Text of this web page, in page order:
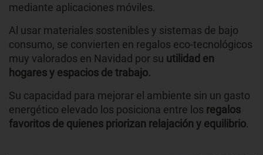
mediante aplicaciones móviles.
Al usar materiales sostenibles y sistemas de bajo
consumo, se convierten en regalos eco-tecnológicos
muy valorados en Navidad por su utilidad en
hogares y espacios de trabajo.
Su capacidad para mejorar el ambiente sin un gasto
energético elevado los posiciona entre los regalos
favoritos de quienes priorizan relajación y equilibrio.